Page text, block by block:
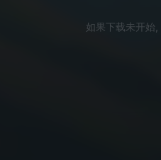
如果下载未开始,